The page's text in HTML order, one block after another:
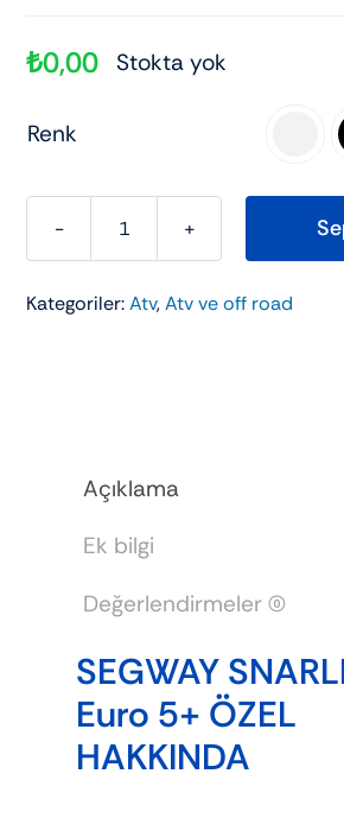
₺0,00 Stokta yok
Renk
SEGWAY
570
Kategoriler:Atv,Atv ve off road
Açıklama
Ek bilgi
Değerlendirmeler (0)
SEGWAY
Euro 5+ ÖZEL
HAKKINDA